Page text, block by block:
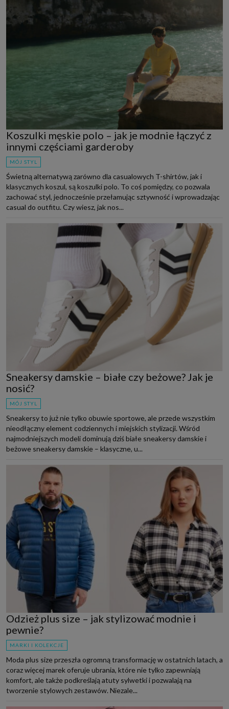
Koszulki męskie polo – jak je modnie łączyć z
innymi częściami garderoby
MÓJ STYL
Świetną alternatywą zarówno dla casualowych T-shirtów, jak i
klasycznych koszul, są koszulki polo. To coś pomiędzy, co pozwala
zachować styl, jednocześnie przełamując sztywność i wprowadzając
casual do outfitu. Czy wiesz, jak nos...
Sneakersy damskie – białe czy beżowe? Jak je
nosić?
MÓJ STYL
Sneakersy to już nie tylko obuwie sportowe, ale przede wszystkim
nieodłączny element codziennych i miejskich stylizacji. Wśród
najmodniejszych modeli dominują dziś białe sneakersy damskie i
beżowe sneakersy damskie – klasyczne, u...
Odzież plus size – jak stylizować modnie i
pewnie?
MARKI I KOLEKCJE
Moda plus size przeszła ogromną transformację w ostatnich latach, a
coraz więcej marek oferuje ubrania, które nie tylko zapewniają
komfort, ale także podkreślają atuty sylwetki i pozwalają na
tworzenie stylowych zestawów. Niezale...